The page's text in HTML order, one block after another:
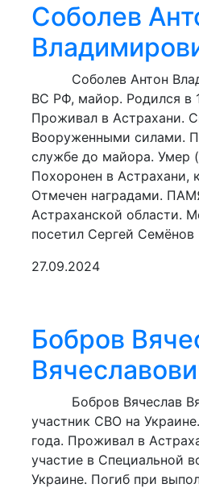
Соболев
Соболев Антон
ВС РФ, майор. Родился в
Проживал в Астрахани.
Вооруженными силами.
службе до майора. Умер
Похоронен в Астрахани,
Отмечен наградами.
Астраханской области.
посетил Сергей Семёнов
27.09.2024
Бобров
Бобров Вячеслав
участник СВО на
года. Проживал в
участие в Специальной
Украине. Погиб при